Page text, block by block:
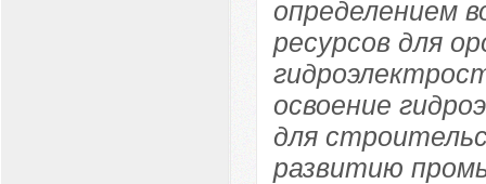
определением
ресурсов для
освоение
для
развитию